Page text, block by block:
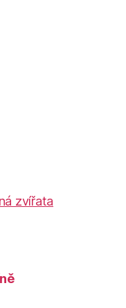
zvířata